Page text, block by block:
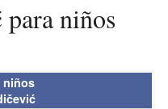
para niños
niños